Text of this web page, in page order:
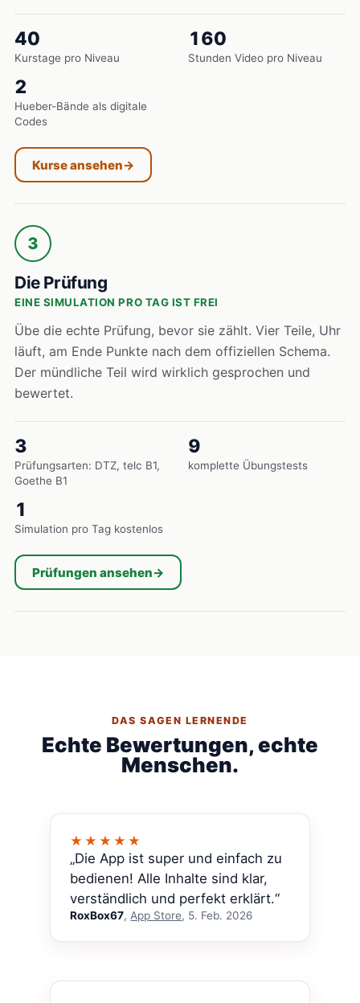
40
Kurstage pro Niveau
160
Stunden Video pro Niveau
2
Hueber-Bände als digitale
Codes
Kurse ansehen→
3
Die Prüfung
EINE SIMULATION PRO TAG IST FREI
Übe die echte Prüfung, bevor sie zählt. Vier Teile, Uhr
läuft, am Ende Punkte nach dem offiziellen Schema.
Der mündliche Teil wird wirklich gesprochen und
bewertet.
3
Prüfungsarten: DTZ, telc B1,
Goethe B1
9
komplette Übungstests
1
Simulation pro Tag kostenlos
Prüfungen ansehen→
DAS SAGEN LERNENDE
Echte Bewertungen, echte
Menschen.
★★★★★
„Die App ist super und einfach zu
bedienen! Alle Inhalte sind klar,
verständlich und perfekt erklärt.“
RoxBox67, App Store, 5. Feb. 2026